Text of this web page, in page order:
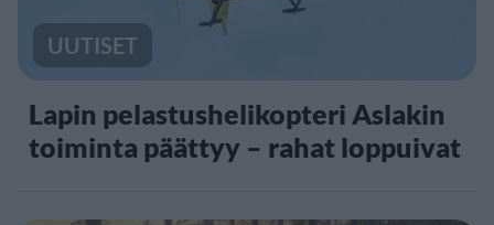
UUTISET
Lapin pelastushelikopteri Aslakin
toiminta päättyy – rahat loppuivat